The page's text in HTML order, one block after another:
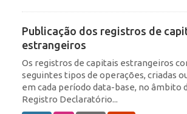
Publicação dos registros de
estrangeiros
Os registros de capitais estrangeiros
seguintes tipos de operações, criadas
em cada período data-base, no âmbito
Registro Declaratório...